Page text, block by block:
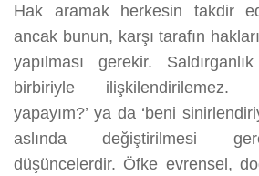
Hak aramak herkesin takdir
ancak bunun, karşı tarafın
yapılması gerekir.
birbiriyle ilişkilendirilemez.
yapayım?’ ya da ‘beni
aslında değiştirilmesi
düşüncelerdir. Öfke evrensel,